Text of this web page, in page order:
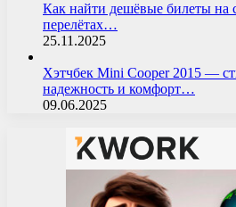
Как найти дешёвые билеты на
перелётах…
25.11.2025
Хэтчбек Mini Cooper 2015 —
надежность и комфорт…
09.06.2025